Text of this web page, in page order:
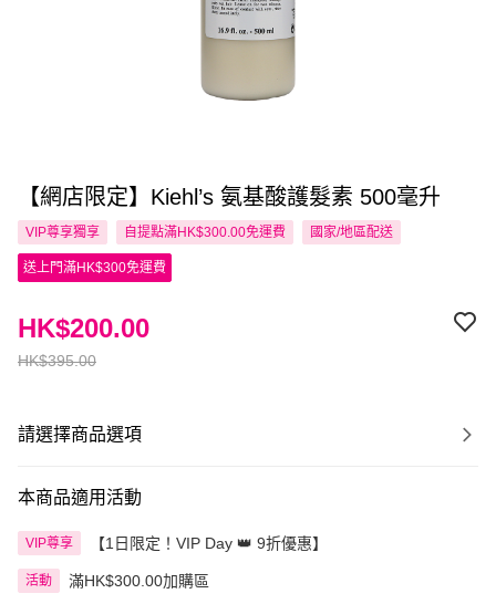
【網店限定】Kiehl’s 氨基酸護髮素 500毫升
VIP尊享獨享 自提點滿HK$300.00免運費 國家/地區配送
送上門滿HK$300免運費
HK$395.00
HK$200.00
請選擇商品選項
本商品適用活動
VIP尊享 【1日限定！VIP Day 👑 9折優惠】
活動 滿HK$300.00加購區